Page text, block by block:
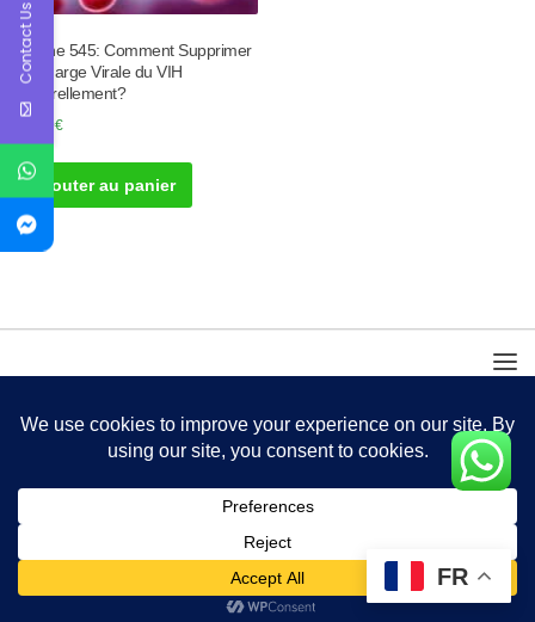
Tisane 545: Comment Supprimer
la Charge Virale du VIH
Naturellement?
40.00€
Ajouter au panier
FR
Contact Us